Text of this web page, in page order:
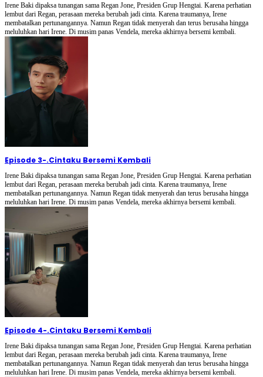
Irene Baki dipaksa tunangan sama Regan Jone, Presiden Grup Hengtai. Karena perhatian
lembut dari Regan, perasaan mereka berubah jadi cinta. Karena traumanya, Irene
membatalkan pertunangannya. Namun Regan tidak menyerah dan terus berusaha hingga
meluluhkan hari Irene. Di musim panas Vendela, mereka akhirnya bersemi kembali.
Episode 3-.Cintaku Bersemi Kembali
Irene Baki dipaksa tunangan sama Regan Jone, Presiden Grup Hengtai. Karena perhatian
lembut dari Regan, perasaan mereka berubah jadi cinta. Karena traumanya, Irene
membatalkan pertunangannya. Namun Regan tidak menyerah dan terus berusaha hingga
meluluhkan hari Irene. Di musim panas Vendela, mereka akhirnya bersemi kembali.
Episode 4-.Cintaku Bersemi Kembali
Irene Baki dipaksa tunangan sama Regan Jone, Presiden Grup Hengtai. Karena perhatian
lembut dari Regan, perasaan mereka berubah jadi cinta. Karena traumanya, Irene
membatalkan pertunangannya. Namun Regan tidak menyerah dan terus berusaha hingga
meluluhkan hari Irene. Di musim panas Vendela, mereka akhirnya bersemi kembali.